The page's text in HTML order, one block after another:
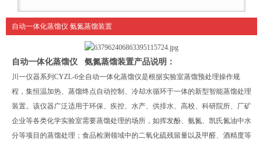
自动一体化蒸馏仪 氨氮蒸馏装置
自动一体化蒸馏仪 氨氮蒸馏装置产品说明：
川一仪器系列CYZL-6全自动一体化蒸馏仪是根据实验室蒸馏预处理操作规
程，集恒温加热、蒸馏终点自动控制、冷却水循环于一体的新型智能蒸馏处理
装置。该仪器广泛适用于环保、疾控、水产、供排水、高校、科研院所、厂矿
企业等各类化学实验室需要蒸馏处理的场所，如挥发酚、氨氮、凯氏氮油中水
分等项目的蒸馏处理；食品检测领域中的二氧化硫残留量以及甲醛、酒精度等